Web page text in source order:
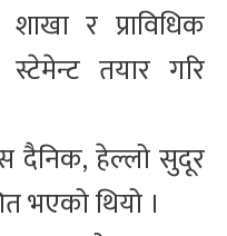
र प्राविधिक
तयार गरि
दैनिक, हेल्लो सुदूर
भएको थियो ।